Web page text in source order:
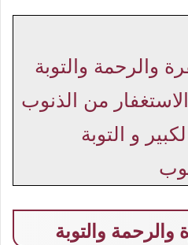
والرحمة والتوبة
من الذنوب
و التوبة
والتوبة